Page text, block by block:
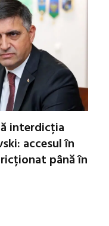
interdicția
accesul în
până în